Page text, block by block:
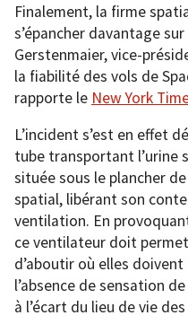
Finalement, la firme
s’épancher davantage
Gerstenmaier, vice-
la fiabilité des vols de
rapporte le New York
L’incident s’est en effet
tube transportant l’urine
située sous le plancher
spatial, libérant son
ventilation. En
ce ventilateur doit
d’aboutir où elles
l’absence de sensation
à l’écart du lieu de vie